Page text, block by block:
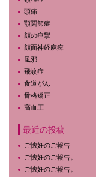
頭痛
顎関節症
顔の痙攣
顔面神経麻痺
風邪
飛蚊症
食道がん
骨格矯正
高血圧
最近の投稿
ご懐妊のご報告
ご懐妊のご報告。
ご懐妊のご報告。